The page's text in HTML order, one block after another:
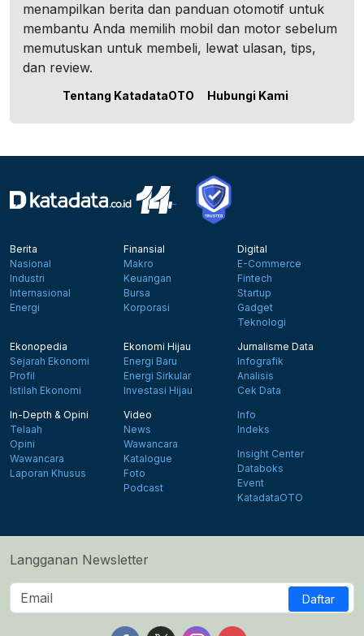
menampilkan berita dan panduan otomotif untuk
membantu Anda memilih mobil dan motor sebelum
memutuskan untuk membeli, lewat ulasan, tips,
dan review.
Tentang KatadataOTO Hubungi Kami
Berita
Nasional
Industri
Internasional
Energi
Finansial
Makro
Keuangan
Bursa
Korporasi
Digital
E-Commerce
Fintech
Startup
Gadget
Teknologi
Ekonopedia
Sejarah Ekonomi
Profil
Istilah Ekonomi
Ekonomi Hijau
Energi Baru
Energi Sirkular
Investasi Hijau
Jurnalisme Data
Infografik
Analisis
Cek Data
In-Depth & Opini
Telaah
Opini
Wawancara
Laporan Khusus
Video
News
Wawancara
Katalogue
Foto
Podcast
Info
Indeks
Insight Center
Databoks
Event
KatadataOTO
Langganan Newsletter
Daftar